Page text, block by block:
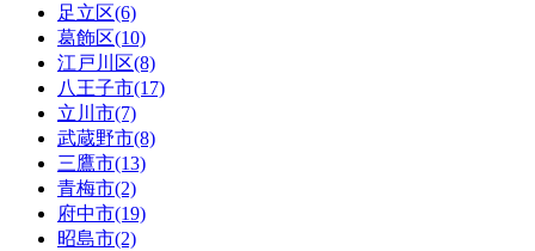
足立区(6)
葛飾区(10)
江戸川区(8)
八王子市(17)
立川市(7)
武蔵野市(8)
三鷹市(13)
青梅市(2)
府中市(19)
昭島市(2)